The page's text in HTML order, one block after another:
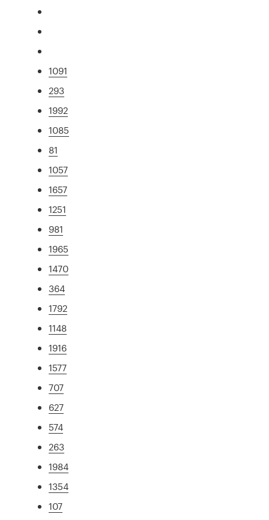
1091
293
1992
1085
81
1057
1657
1251
981
1965
1470
364
1792
1148
1916
1577
707
627
574
263
1984
1354
107